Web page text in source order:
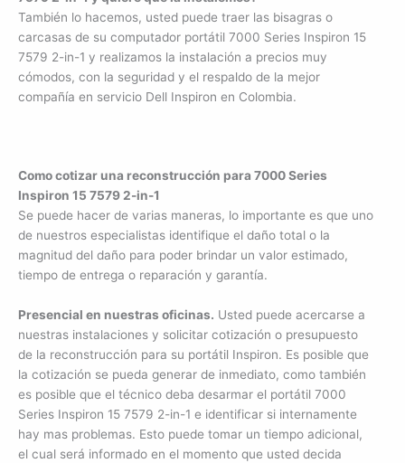
También lo hacemos, usted puede traer las bisagras o
carcasas de su computador portátil 7000 Series Inspiron 15
7579 2-in-1 y realizamos la instalación a precios muy
cómodos, con la seguridad y el respaldo de la mejor
compañía en servicio Dell Inspiron en Colombia.
Como cotizar una reconstrucción para 7000 Series
Inspiron 15 7579 2-in-1
Se puede hacer de varias maneras, lo importante es que uno
de nuestros especialistas identifique el daño total o la
magnitud del daño para poder brindar un valor estimado,
tiempo de entrega o reparación y garantía.
Presencial en nuestras oficinas. Usted puede acercarse a
nuestras instalaciones y solicitar cotización o presupuesto
de la reconstrucción para su portátil Inspiron. Es posible que
la cotización se pueda generar de inmediato, como también
es posible que el técnico deba desarmar el portátil 7000
Series Inspiron 15 7579 2-in-1 e identificar si internamente
hay mas problemas. Esto puede tomar un tiempo adicional,
el cual será informado en el momento que usted decida